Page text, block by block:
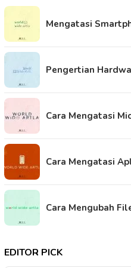
Mengatasi
Pengertian
Cara Mengatasi
Cara Mengatasi
Cara Mengubah
EDITOR PICK